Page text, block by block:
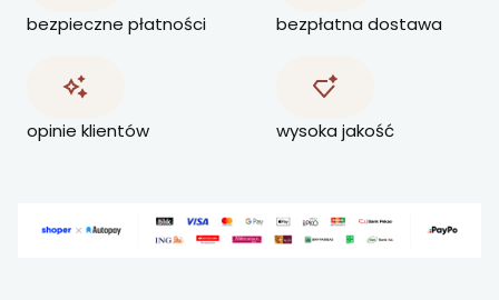
bezpieczne płatności bezpłatna dostawa
opinie klientów wysoka jakość